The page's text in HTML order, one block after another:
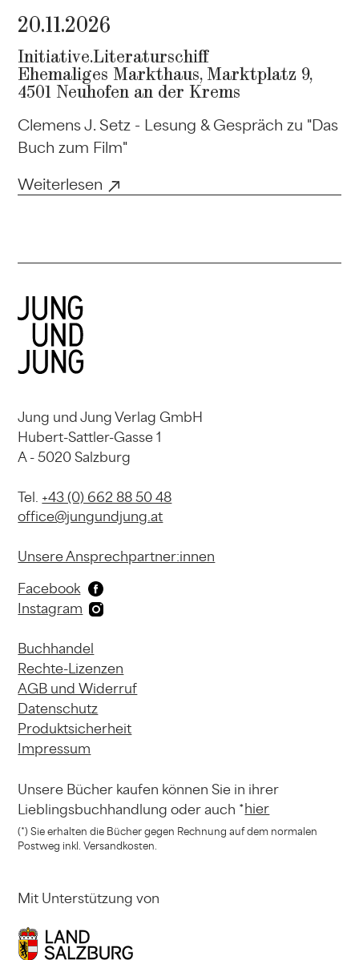
20.11.2026
Initiative.Literaturschiff
Ehemaliges Markthaus, Marktplatz 9,
4501 Neuhofen an der Krems
Clemens J. Setz - Lesung & Gespräch zu "Das
Buch zum Film"
Weiterlesen
Jung und Jung Verlag GmbH
Hubert-Sattler-Gasse 1
A - 5020 Salzburg
Tel. +43 (0) 662 88 50 48
office@jungundjung.at
Unsere Ansprechpartner:innen
Facebook
Instagram
Buchhandel
Rechte-Lizenzen
AGB und Widerruf
Datenschutz
Produktsicherheit
Impressum
Unsere Bücher kaufen könnenSie in ihrer
Lieblingsbuchhandlung oder auch *hier
(*) Sie erhalten die Bücher gegen Rechnung auf dem normalen
Postweg inkl. Versandkosten.
Mit Unterstützung von